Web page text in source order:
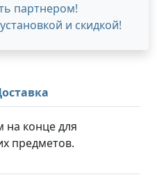
партнером!
и скидкой!
на конце для
предметов.